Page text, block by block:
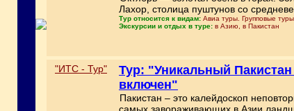
Лахор, столица пуштунов со
Тур относится к видам: Авиа туры. Групповые
Экскурсии и отдых в туре: в Азию, в Пакистан
"ИТС - Тур"
Тур: "Уникальный
включен"
Пакистан – это калейдоскоп